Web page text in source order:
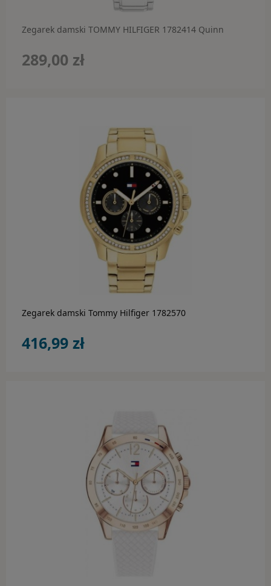
Zegarek damski TOMMY HILFIGER 1782414 Quinn
289,00 zł
Zegarek damski Tommy Hilfiger 1782570
416,99 zł
do koszyka
do koszyka